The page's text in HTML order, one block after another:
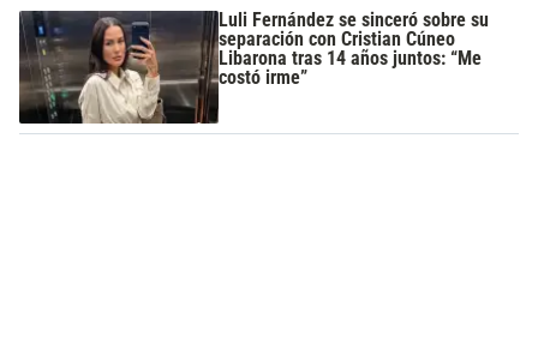
Luli Fernández se sinceró sobre su
separación con Cristian Cúneo
Libarona tras 14 años juntos: “Me
costó irme”